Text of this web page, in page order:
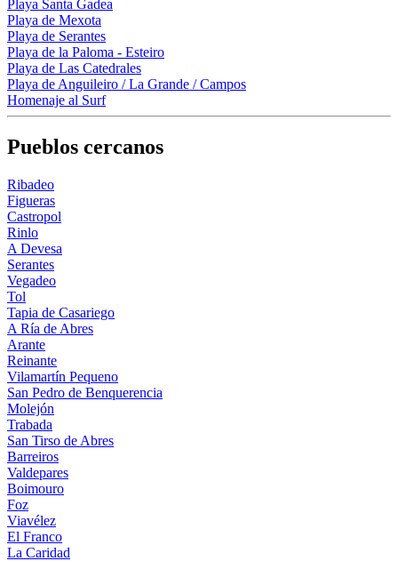
Playa Santa Gadea
Playa de Mexota
Playa de Serantes
Playa de la Paloma - Esteiro
Playa de Las Catedrales
Playa de Anguileiro / La Grande / Campos
Homenaje al Surf
Pueblos cercanos
Ribadeo
Figueras
Castropol
Rinlo
A Devesa
Serantes
Vegadeo
Tol
Tapia de Casariego
A Ría de Abres
Arante
Reinante
Vilamartín Pequeno
San Pedro de Benquerencia
Molejón
Trabada
San Tirso de Abres
Barreiros
Valdepares
Boimouro
Foz
Viavélez
El Franco
La Caridad